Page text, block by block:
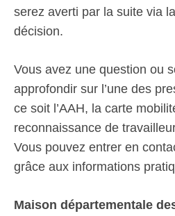
serez averti par la suite via
décision.
Vous avez une question ou
approfondir sur l’une des
ce soit l’AAH, la carte
reconnaissance de
Vous pouvez entrer en
grâce aux informations
Maison départementale